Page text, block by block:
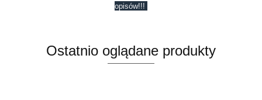
opisów!!!
Ostatnio oglądane produkty